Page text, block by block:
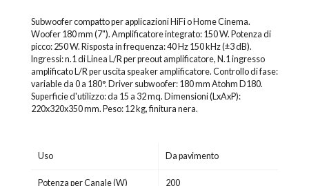
Subwoofer compatto per applicazioni HiFi o Home Cinema.
Woofer 180 mm (7"). Amplificatore integrato: 150 W. Potenza di
picco: 250 W. Risposta in frequenza: 40 Hz 150 kHz (±3 dB).
Ingressi: n.1 di Linea L/R per preout amplificatore, N.1 ingresso
amplificato L/R per uscita speaker amplificatore. Controllo di fase:
variable da 0 a 180°. Driver subwoofer: 180 mm Atohm D180.
Superficie d'utilizzo: da 15 a 32 mq. Dimensioni (LxAxP):
220x320x350 mm. Peso: 12 kg, finitura nera.
Uso Da pavimento
Potenza per Canale (W) 200